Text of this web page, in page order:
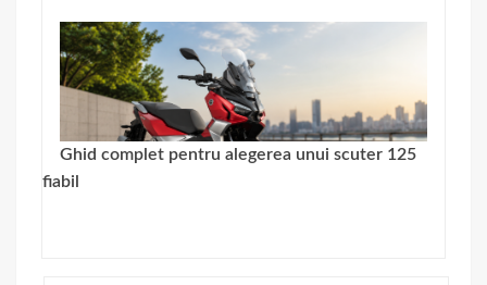
Ghid complet pentru alegerea unui scuter 125
fiabil